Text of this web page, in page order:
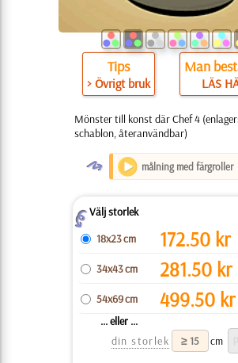
Tips
> Övrigt bruk
Man
LÄS
Mönster till konst där Chef 4
schablon, återanvändbar)
O målning med färgroller
ZVälj storlek
18x23 cm
172.50 kr
34x43 cm 281.50 kr
54x69 cm 499.50 kr
... eller ...
din storlek
cm